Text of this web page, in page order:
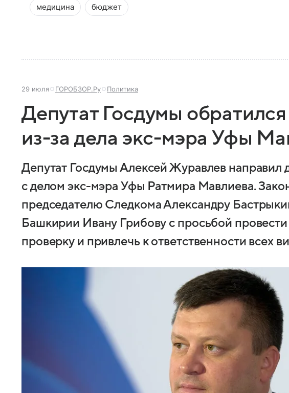
медицина бюджет
29 июля ГОРОБЗОР.Ру Политика
Депутат Госдумы
из-за дела экс-мэра Уфы
Депутат Госдумы Алексей Журавлев направил
с делом экс-мэра Уфы Ратмира Мавлиева.
председателю Следкома Александру
Башкирии Ивану Грибову с просьбой
проверку и привлечь к ответственности всех